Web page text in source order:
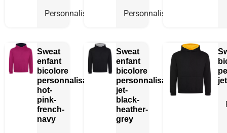
Personnaliser Personnaliser
Sweat
enfant
bicolore
personnalisable
hot-
pink-
french-
navy
Sweat
enfant
bicolore
personnalisable
jet-
black-
heather-
grey